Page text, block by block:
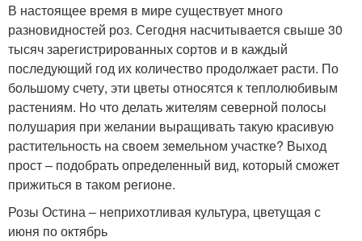
В настоящее время в мире существует много
разновидностей роз. Сегодня насчитывается свыше 30
тысяч зарегистрированных сортов и в каждый
последующий год их количество продолжает расти. По
большому счету, эти цветы относятся к теплолюбивым
растениям. Но что делать жителям северной полосы
полушария при желании выращивать такую красивую
растительность на своем земельном участке? Выход
прост – подобрать определенный вид, который сможет
прижиться в таком регионе.
Розы Остина – неприхотливая культура, цветущая с
июня по октябрь